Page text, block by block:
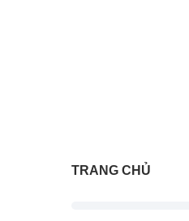
TRANG CHỦ